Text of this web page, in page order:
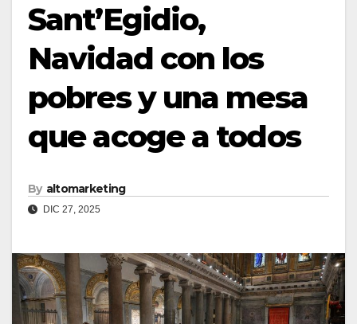
Sant’Egidio,
Navidad con los
pobres y una mesa
que acoge a todos
By altomarketing
DIC 27, 2025